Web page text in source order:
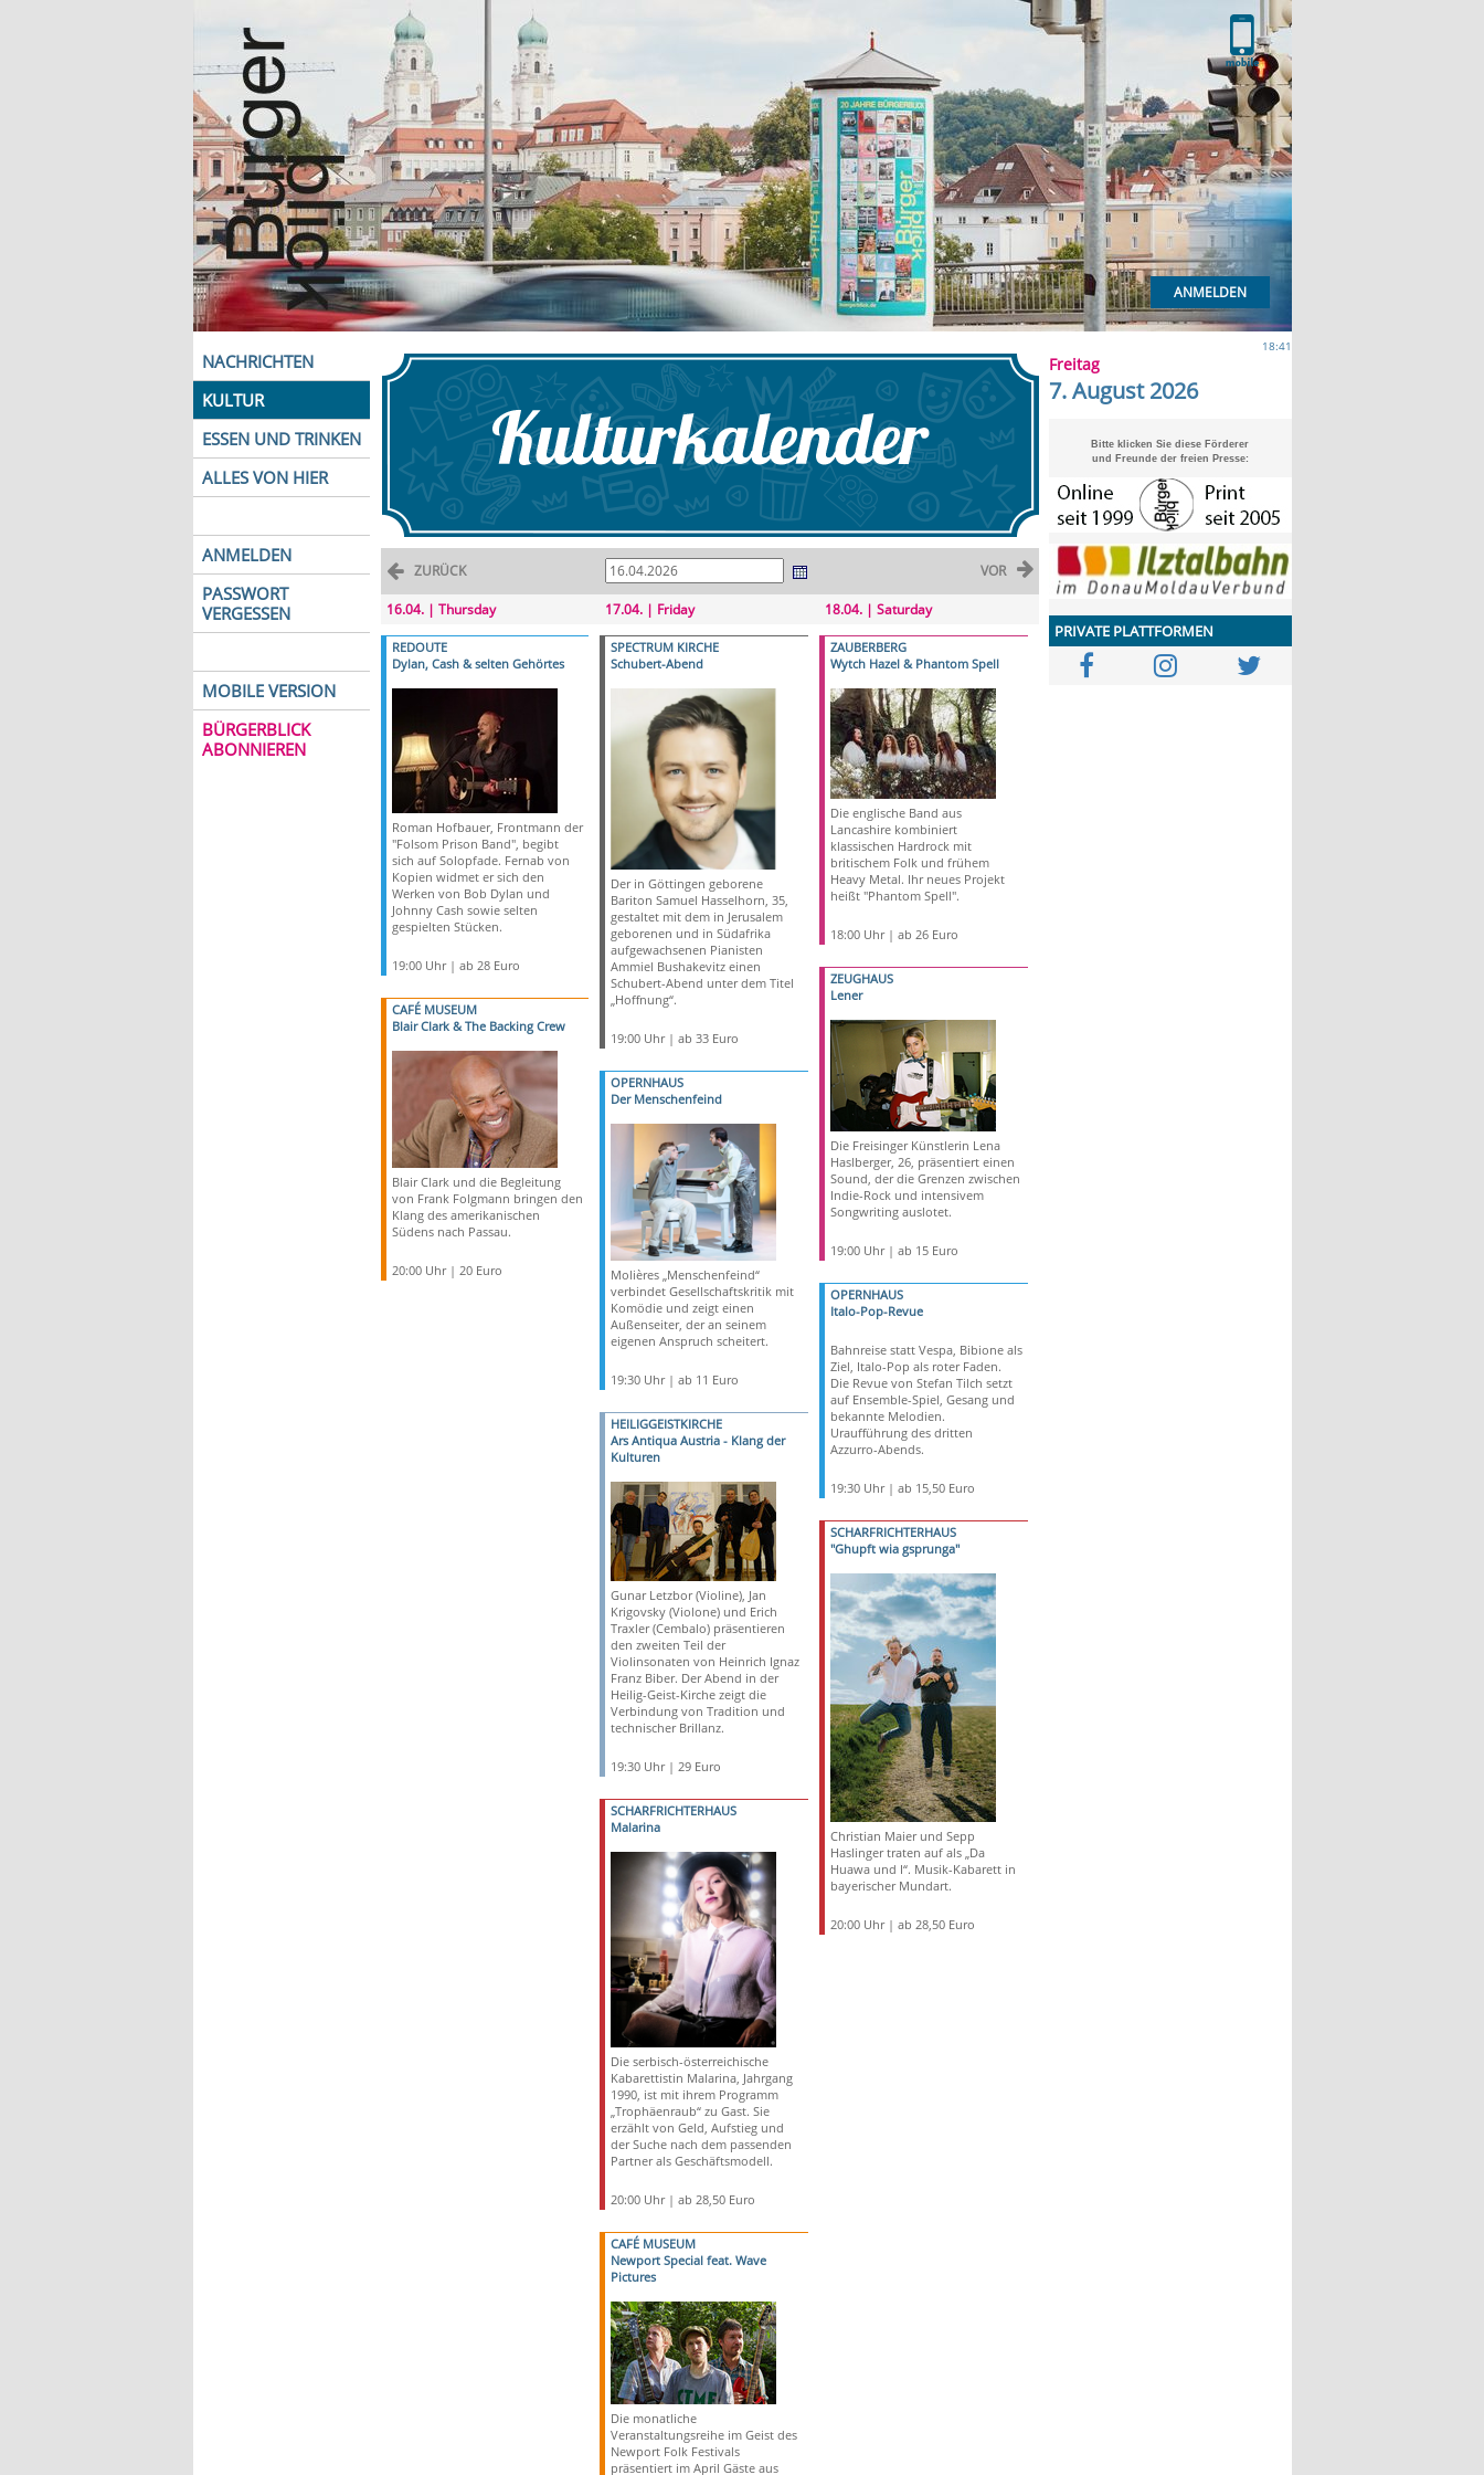
ANMELDEN
NACHRICHTEN
KULTUR
ESSEN UND TRINKEN
ALLES VON HIER
ANMELDEN
PASSWORT
VERGESSEN
MOBILE VERSION
BÜRGERBLICK
ABONNIEREN
ZURÜCK VOR
16.04. | Thursday
REDOUTE
Dylan, Cash & selten Gehörtes
Roman Hofbauer, Frontmann der
"Folsom Prison Band", begibt
sich auf Solopfade. Fernab von
Kopien widmet er sich den
Werken von Bob Dylan und
Johnny Cash sowie selten
gespielten Stücken.
19:00 Uhr | ab 28 Euro
CAFÉ MUSEUM
Blair Clark & The Backing Crew
Blair Clark und die Begleitung
von Frank Folgmann bringen den
Klang des amerikanischen
Südens nach Passau.
20:00 Uhr | 20 Euro
17.04. | Friday
SPECTRUM KIRCHE
Schubert-Abend
Der in Göttingen geborene
Bariton Samuel Hasselhorn, 35,
gestaltet mit dem in Jerusalem
geborenen und in Südafrika
aufgewachsenen Pianisten
Ammiel Bushakevitz einen
Schubert-Abend unter dem Titel
„Hoffnung“.
19:00 Uhr | ab 33 Euro
OPERNHAUS
Der Menschenfeind
Molières „Menschenfeind“
verbindet Gesellschaftskritik mit
Komödie und zeigt einen
Außenseiter, der an seinem
eigenen Anspruch scheitert.
19:30 Uhr | ab 11 Euro
HEILIGGEISTKIRCHE
Ars Antiqua Austria - Klang der
Kulturen
Gunar Letzbor (Violine), Jan
Krigovsky (Violone) und Erich
Traxler (Cembalo) präsentieren
den zweiten Teil der
Violinsonaten von Heinrich Ignaz
Franz Biber. Der Abend in der
Heilig-Geist-Kirche zeigt die
Verbindung von Tradition und
technischer Brillanz.
19:30 Uhr | 29 Euro
SCHARFRICHTERHAUS
Malarina
Die serbisch-österreichische
Kabarettistin Malarina, Jahrgang
1990, ist mit ihrem Programm
„Trophäenraub“ zu Gast. Sie
erzählt von Geld, Aufstieg und
der Suche nach dem passenden
Partner als Geschäftsmodell.
20:00 Uhr | ab 28,50 Euro
CAFÉ MUSEUM
Newport Special feat. Wave
Pictures
Die monatliche
Veranstaltungsreihe im Geist des
Newport Folk Festivals
präsentiert im April Gäste aus
18.04. | Saturday
ZAUBERBERG
Wytch Hazel & Phantom Spell
Die englische Band aus
Lancashire kombiniert
klassischen Hardrock mit
britischem Folk und frühem
Heavy Metal. Ihr neues Projekt
heißt "Phantom Spell".
18:00 Uhr | ab 26 Euro
ZEUGHAUS
Lener
Die Freisinger Künstlerin Lena
Haslberger, 26, präsentiert einen
Sound, der die Grenzen zwischen
Indie-Rock und intensivem
Songwriting auslotet.
19:00 Uhr | ab 15 Euro
OPERNHAUS
Italo-Pop-Revue
Bahnreise statt Vespa, Bibione als
Ziel, Italo-Pop als roter Faden.
Die Revue von Stefan Tilch setzt
auf Ensemble-Spiel, Gesang und
bekannte Melodien.
Uraufführung des dritten
Azzurro-Abends.
19:30 Uhr | ab 15,50 Euro
SCHARFRICHTERHAUS
"Ghupft wia gsprunga"
Christian Maier und Sepp
Haslinger traten auf als „Da
Huawa und I“. Musik-Kabarett in
bayerischer Mundart.
20:00 Uhr | ab 28,50 Euro
18:41
Freitag
7. August 2026
Bitte klicken Sie diese Förderer
und Freunde der freien Presse:
PRIVATE PLATTFORMEN